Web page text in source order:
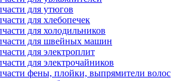
для утюгов
для хлебопечек
для холодильников
для швейных машин
для электроплит
для электрочайников
фены, плойки, выпрямители волос